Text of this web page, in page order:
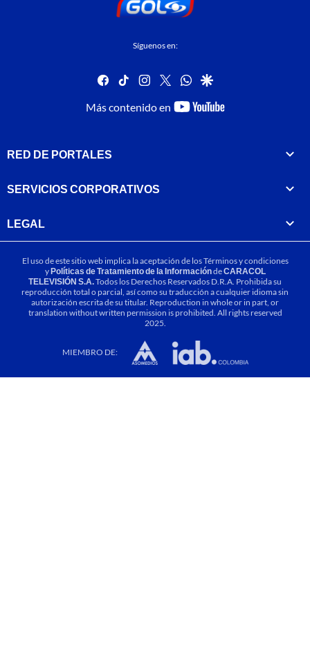
Síguenos en:
facebook
tiktok instagram
twitterwhatsapp
google
Más contenido en
youtube-
RED DE PORTALES
SERVICIOS CORPORATIVOS
LEGAL
El uso de este sitio web implica la aceptación de losTérminos y condiciones
yPolíticas de Tratamiento de la InformacióndeCARACOL
TELEVISIÓN S.A.Todos los Derechos Reservados D.R.A. Prohibida su
reproducción total o parcial, así como su traducción a cualquier idioma sin
autorización escrita de su titular. Reproduction in whole or in part, or
translation without written permission is prohibited. All rights reserved
2025.
MIEMBRO DE: